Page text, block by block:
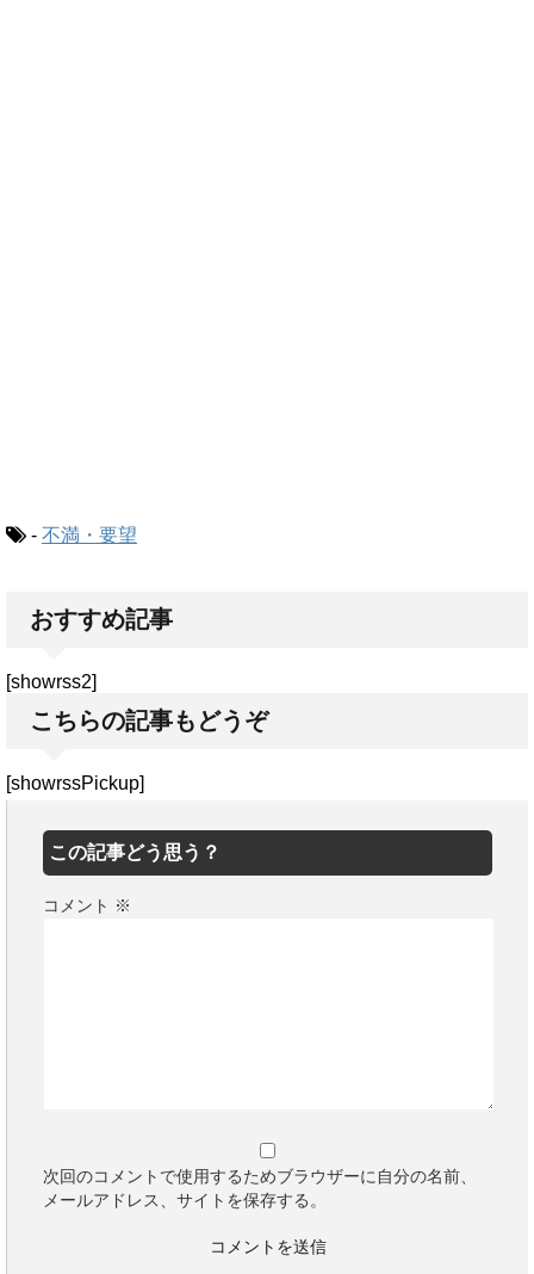
- 不満・要望
おすすめ記事
[showrss2]
こちらの記事もどうぞ
[showrssPickup]
この記事どう思う？
コメント ※
次回のコメントで使用するためブラウザーに自分の名前、
メールアドレス、サイトを保存する。